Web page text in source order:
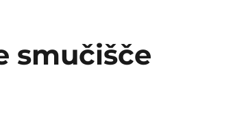
smučišče